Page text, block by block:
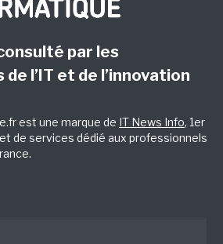
par les
l’IT et de l’innovation
est une marque de IT News Info, 1er
de services dédié aux professionnels